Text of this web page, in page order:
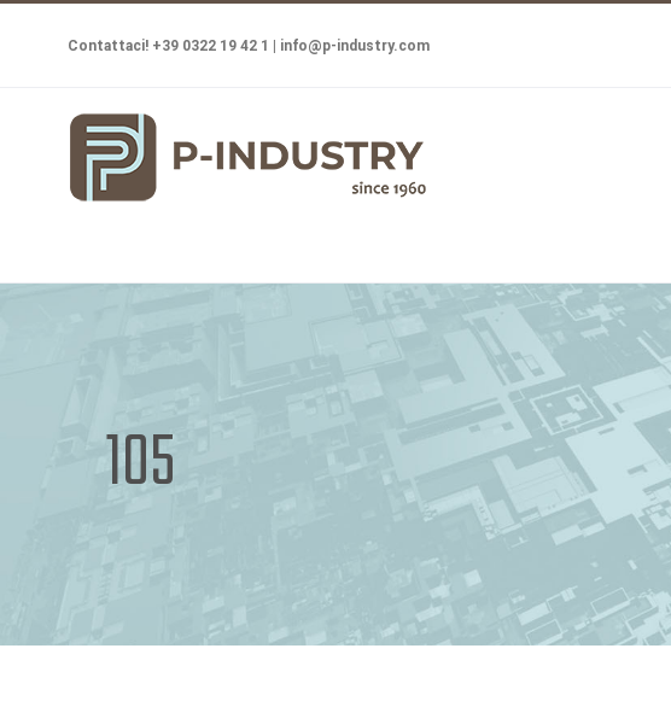
Contattaci! +39 0322 19 42 1 | info@p-industry.com
105